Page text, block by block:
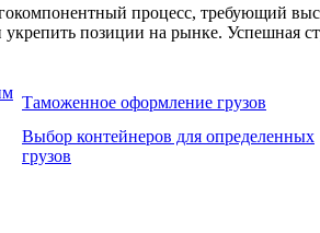
процесс, требующий
позиции на рынке. Успешная
Таможенное оформление грузов
Выбор контейнеров для определенных
грузов